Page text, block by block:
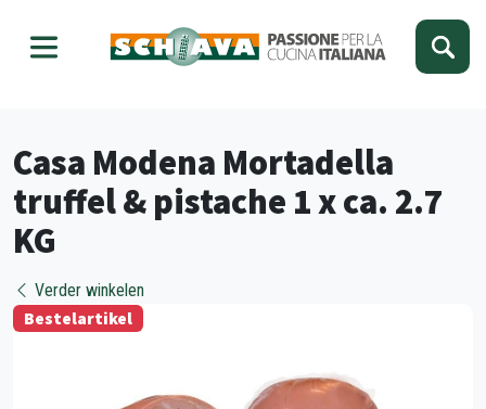
Casa Modena Mortadella
truffel & pistache 1 x ca. 2.7
KG
Verder winkelen
Bestelartikel